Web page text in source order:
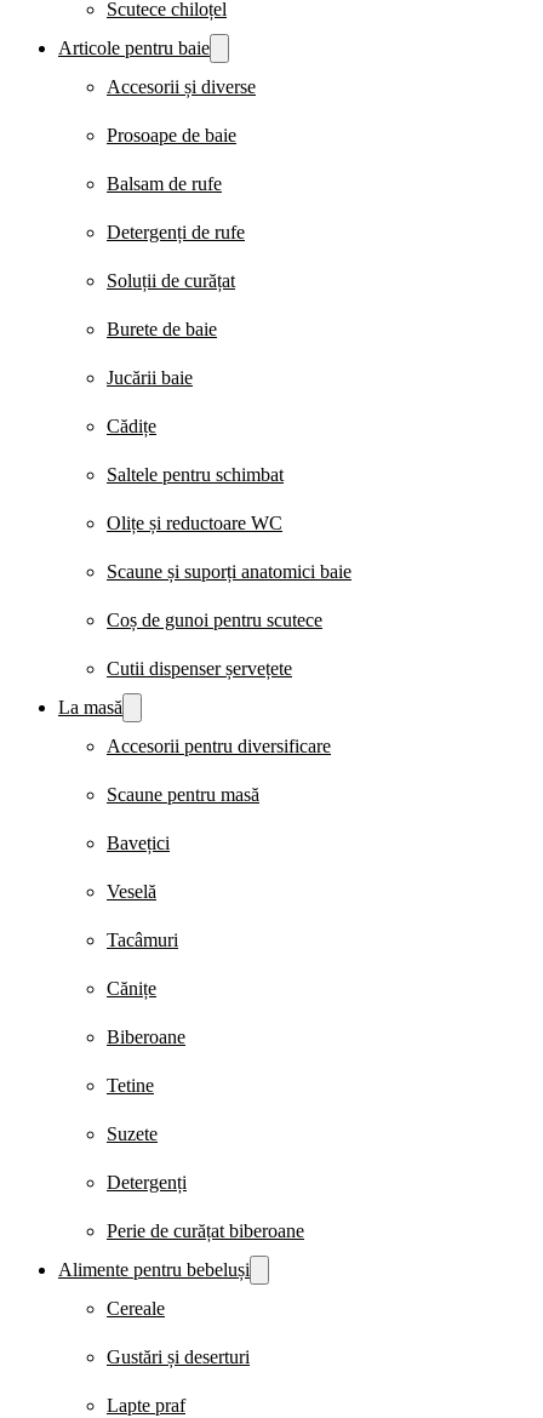
Scutece chiloțel
Articole pentru baie
Accesorii și diverse
Prosoape de baie
Balsam de rufe
Detergenți de rufe
Soluții de curățat
Burete de baie
Jucării baie
Cădițe
Saltele pentru schimbat
Olițe și reductoare WC
Scaune și suporți anatomici baie
Coș de gunoi pentru scutece
Cutii dispenser șervețete
La masă
Accesorii pentru diversificare
Scaune pentru masă
Bavețici
Veselă
Tacâmuri
Cănițe
Biberoane
Tetine
Suzete
Detergenți
Perie de curățat biberoane
Alimente pentru bebeluși
Cereale
Gustări și deserturi
Lapte praf